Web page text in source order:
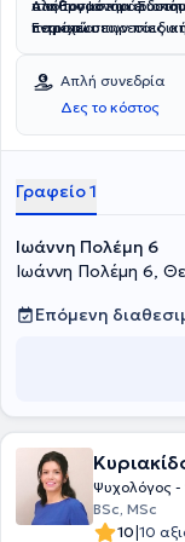
στο Εργαστήρι
Εντροπία.
πληθυσμό και
περιπτώσεων
Από τον Ιανουάριο
παρέχει υπηρεσίες
Απλή συνεδρία
Δες το κόστος
Γραφείο 1
Ιωάννη Πολέμη 6
Ιωάννη Πολέμη 6,
Επόμενη
Ψυχολόγος -
BSc, MSc
10|10